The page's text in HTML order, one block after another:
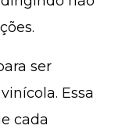
ser
Essa
cada